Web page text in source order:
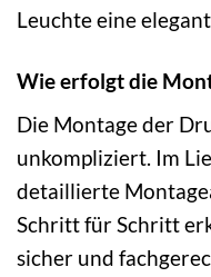
Leuchte eine
Wie erfolgt die
Die Montage der
unkompliziert. Im
detaillierte
Schritt für Schritt
sicher und